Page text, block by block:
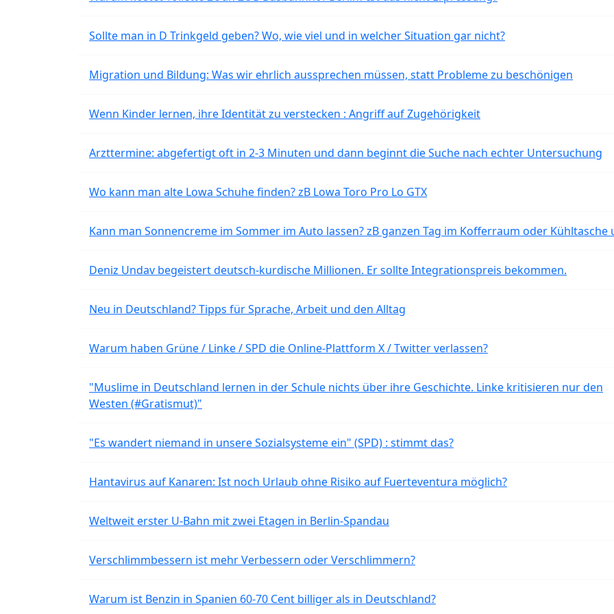
Sollte man in D Trinkgeld geben? Wo, wie viel und in welcher Situation gar nicht?
Migration und Bildung: Was wir ehrlich aussprechen müssen, statt Probleme zu beschönigen
Wenn Kinder lernen, ihre Identität zu verstecken : Angriff auf Zugehörigkeit
Arzttermine: abgefertigt oft in 2-3 Minuten und dann beginnt die Suche nach echter Untersuchung
Wo kann man alte Lowa Schuhe finden? zB Lowa Toro Pro Lo GTX
Kann man Sonnencreme im Sommer im Auto lassen? zB ganzen Tag im Kofferraum oder Kühltasche
Deniz Undav begeistert deutsch-kurdische Millionen. Er sollte Integrationspreis bekommen.
Neu in Deutschland? Tipps für Sprache, Arbeit und den Alltag
Warum haben Grüne / Linke / SPD die Online-Plattform X / Twitter verlassen?
"Muslime in Deutschland lernen in der Schule nichts über ihre Geschichte. Linke kritisieren nur den
Westen (#Gratismut)"
"Es wandert niemand in unsere Sozialsysteme ein" (SPD) : stimmt das?
Hantavirus auf Kanaren: Ist noch Urlaub ohne Risiko auf Fuerteventura möglich?
Weltweit erster U-Bahn mit zwei Etagen in Berlin-Spandau
Verschlimmbessern ist mehr Verbessern oder Verschlimmern?
Warum ist Benzin in Spanien 60-70 Cent billiger als in Deutschland?